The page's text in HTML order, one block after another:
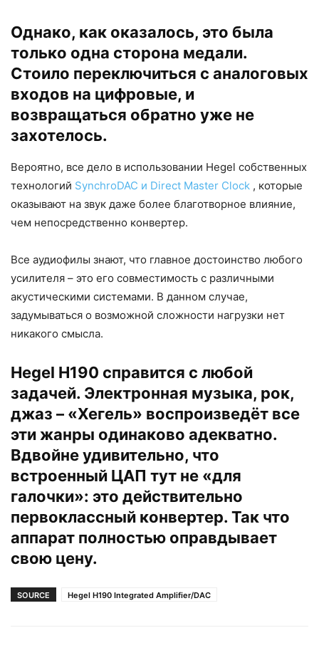
Однако, как оказалось, это была
только одна сторона медали.
Стоило переключиться с аналоговых
входов на цифровые, и
возвращаться обратно уже не
захотелось.
Вероятно, все дело в использовании Hegel собственных
технологий SynchroDAC и Direct Master Clock , которые
оказывают на звук даже более благотворное влияние,
чем непосредственно конвертер.
Все аудиофилы знают, что главное достоинство любого
усилителя – это его совместимость с различными
акустическими системами. В данном случае,
задумываться о возможной сложности нагрузки нет
никакого смысла.
Hegel H190 справится с любой
задачей. Электронная музыка, рок,
джаз – «Хегель» воспроизведёт все
эти жанры одинаково адекватно.
Вдвойне удивительно, что
встроенный ЦАП тут не «для
галочки»: это действительно
первоклассный конвертер. Так что
аппарат полностью оправдывает
свою цену.
SOURCE Hegel H190 Integrated Amplifier/DAC